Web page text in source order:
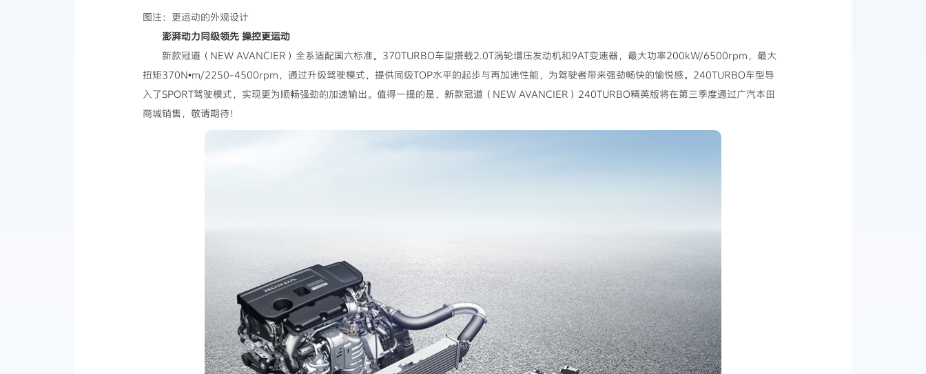
图注：更运动的外观设计
澎湃动力同级领先 操控更运动
新款冠道（NEW AVANCIER）全系适配国六标准。370TURBO车型搭载2.0T涡轮增压发动机和9AT变速器，最大功率200kW/6500rpm，最大
扭矩370N•m/2250-4500rpm，通过升级驾驶模式，提供同级TOP水平的起步与再加速性能，为驾驶者带来强劲畅快的愉悦感。240TURBO车型导
入了SPORT驾驶模式，实现更为顺畅强劲的加速输出。值得一提的是，新款冠道（NEW AVANCIER）240TURBO精英版将在第三季度通过广汽本田
商城销售，敬请期待！